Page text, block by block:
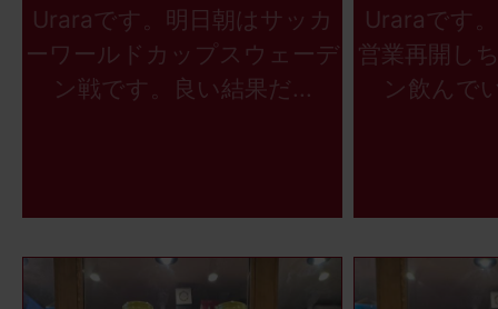
Uraraです。明日朝はサッカ
ーワールドカップスウェーデ
ン戦です。良い結果だ...
Uraraです
営業再開し
ン飲んで